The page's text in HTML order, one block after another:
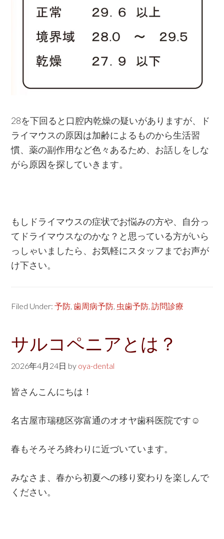
28を下回ると口腔内乾燥の疑いがありますが、ド
ライマウスの原因は加齢によるものから生活習
慣、薬の副作用など色々あるため、お話しをしな
がら原因を探していきます。
もしドライマウスの症状でお悩みの方や、自分っ
てドライマウスなのかな？と思っている方がいら
っしゃいましたら、お気軽にスタッフまでお声が
け下さい。
Filed Under:予防,歯周病予防, 虫歯予防,訪問診療
サルコペニアとは？
2026年4月24日 by oya-dental
皆さんこんにちは！
名古屋市瑞穂区弥富通のオオヤ歯科医院です☺
春もそろそろ終わりに近づいています。
みなさま、春から初夏への移り変わりを楽しんで
ください。